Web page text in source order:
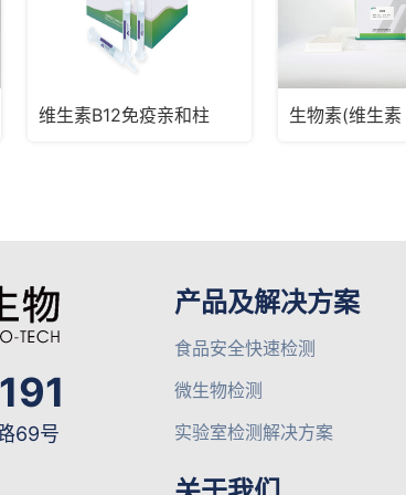
维生素B12免疫亲和柱
69号
产品及解决方案
食品安全快速检测
微生物检测
实验室检测解决方案